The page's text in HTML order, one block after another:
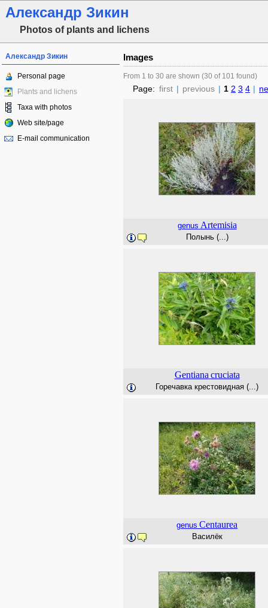
Александр Зикин
Photos of plants and lichens
Александр Зикин
Personal page
Plants and lichens
Taxa with photos
Web site/page
E-mail communication
Images
From 1 to 30 are shown (30 of 101 found)
Page: first | previous | 1 2 3 4 |
genus Artemisia
Полынь (...)
Gentiana cruciata
Горечавка крестовидная (...)
genus Centaurea
Василёк